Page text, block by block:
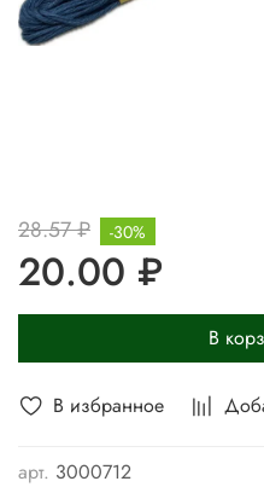
В избранное
арт. 3000712
28.57 ₽
20.00 ₽
-30%
В